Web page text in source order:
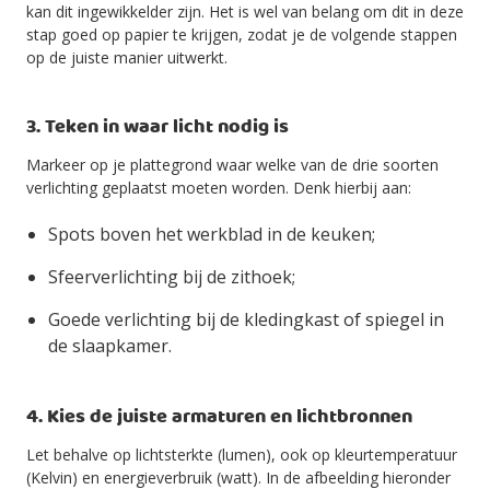
kan dit ingewikkelder zijn. Het is wel van belang om dit in deze
stap goed op papier te krijgen, zodat je de volgende stappen
op de juiste manier uitwerkt.
3. Teken in waar licht nodig is
Markeer op je plattegrond waar welke van de drie soorten
verlichting geplaatst moeten worden. Denk hierbij aan:
Spots boven het werkblad in de keuken;
Sfeerverlichting bij de zithoek;
Goede verlichting bij de kledingkast of spiegel in
de slaapkamer.
4. Kies de juiste armaturen en lichtbronnen
Let behalve op lichtsterkte (lumen), ook op kleurtemperatuur
(Kelvin) en energieverbruik (watt). In de afbeelding hieronder